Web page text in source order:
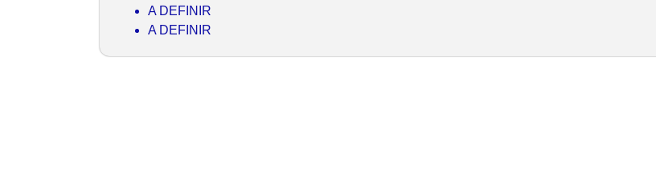
A DEFINIR
A DEFINIR